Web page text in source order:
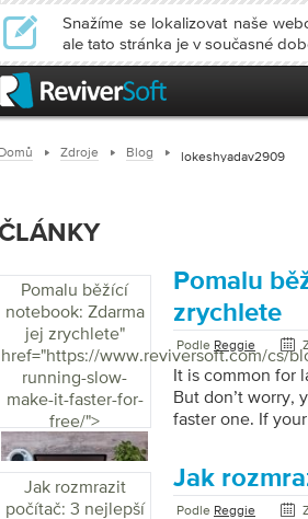
Snažíme se lokalizovat naše
ale tato stránka je v současné
Zdroje Blog lokeshyadav2909
Pomalu běžící
notebook: Zdarma
jej zrychlete"
href="https://www.reviversoft.com/cs/
running-slow-
make-it-faster-for-
free/">
Pomalu
zrychlete
Podle Reggie
It is common for
But don’t worry,
faster one. If
virus attack,
computer that
to buy a new
Jak rozmrazit
počítač: 3 nejlepší
Jak
Podle Reggie